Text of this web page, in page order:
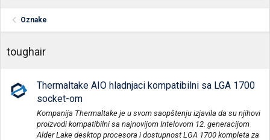
Oznake
toughair
Thermaltake AIO hladnjaci kompatibilni sa LGA 1700
socket-om
Kompanija Thermaltake je u svom saopštenju izjavila da su njihovi
proizvodi kompatibilni sa najnovijom Intelovom 12. generacijom
Alder Lake desktop procesora i dostupnost LGA 1700 kompleta za